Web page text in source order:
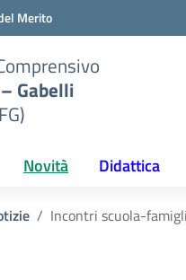
Merito
Gabelli
Novità Didattica
Incontri scuola-